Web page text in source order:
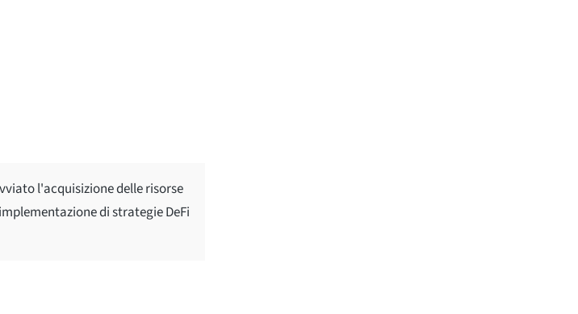
l'acquisizione delle risorse
di strategie DeFi